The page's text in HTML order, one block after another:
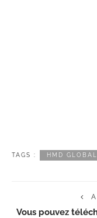
TAGS : HMD GLOBAL
Vous pouvez